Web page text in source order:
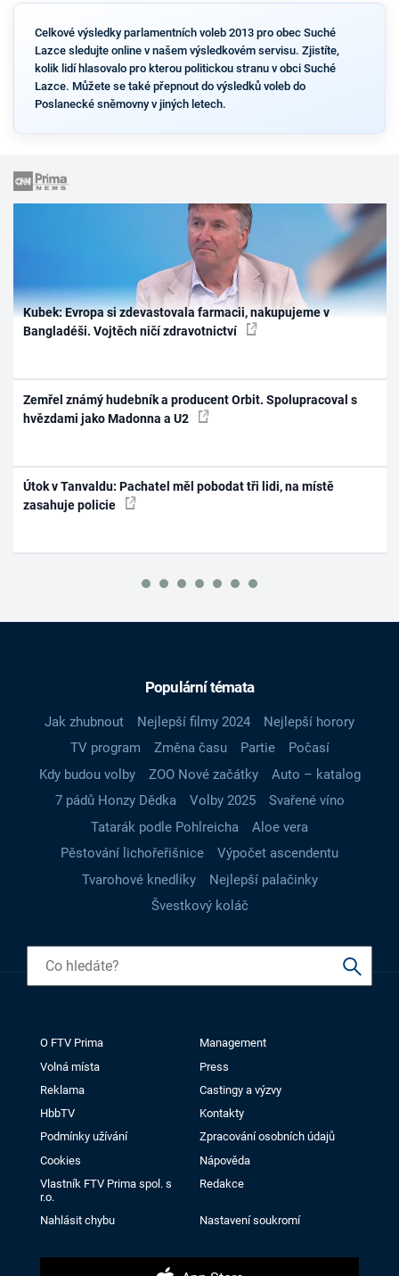
Celkové výsledky parlamentních voleb 2013 pro obec Suché
Lazce sledujte online v našem výsledkovém servisu. Zjistíte,
kolik lidí hlasovalo pro kterou politickou stranu v obci Suché
Lazce. Můžete se také přepnout do výsledků voleb do
Poslanecké sněmovny v jiných letech.
Kubek: Evropa si zdevastovala farmacii, nakupujeme v
Bangladéši. Vojtěch ničí zdravotnictví
Zemřel známý hudebník a producent Orbit. Spolupracoval s
hvězdami jako Madonna a U2
Útok v Tanvaldu: Pachatel měl pobodat tři lidi, na místě
zasahuje policie
Populární témata
Jak zhubnout Nejlepší filmy 2024
Nejlepší horory
TV program
Změna času Partie
Počasí
Kdy budou volby
ZOO Nové začátky
Auto – katalog
7 pádů Honzy Dědka
Volby 2025
Svařené víno
Tatarák podle Pohlreicha
Aloe vera
Pěstování lichořeřišnice
Výpočet ascendentu
Tvarohové knedlíky
Nejlepší palačinky
Švestkový koláč
O FTV Prima
Management
Volná místa
Press
Reklama
Castingy a výzvy
HbbTV
Kontakty
Podmínky užívání
Zpracování osobních údajů
Cookies
Nápověda
Vlastník FTV Prima spol. s
r.o.
Redakce
Nahlásit chybu Nastavení soukromí